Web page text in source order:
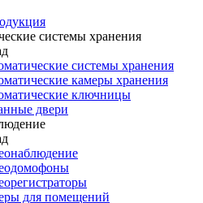
системы хранения
системы хранения
камеры хранения
ключницы
двери
для помещений